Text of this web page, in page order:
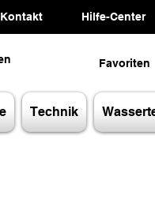
Kontakt Hilfe-Center
Favoriten
Technik